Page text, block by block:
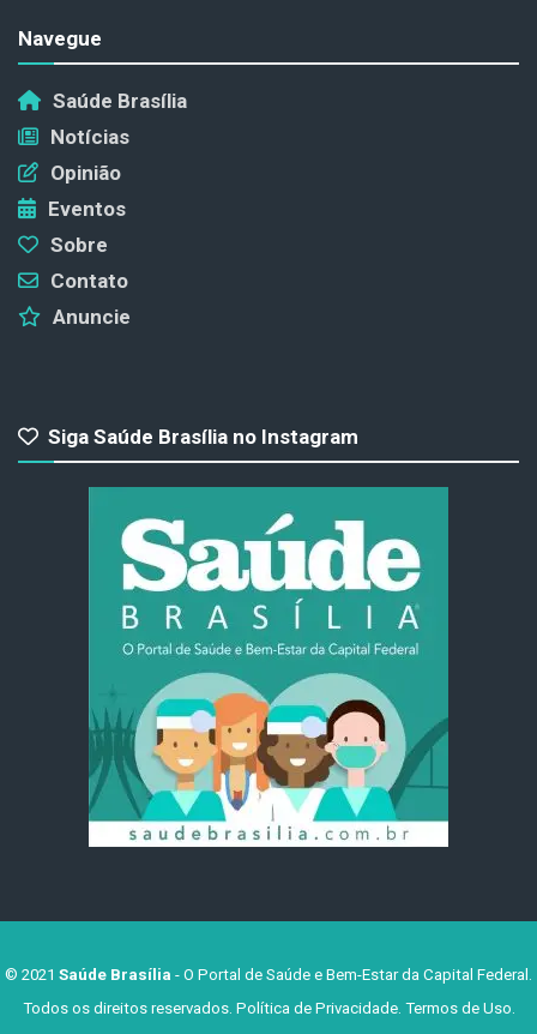
Navegue
Saúde Brasília
Notícias
Opinião
Eventos
Sobre
Contato
Anuncie
Siga Saúde Brasília no Instagram
© 2021 Saúde Brasília - O Portal de Saúde e Bem-Estar da Capital Federal.
Todos os direitos reservados. Política de Privacidade. Termos de Uso